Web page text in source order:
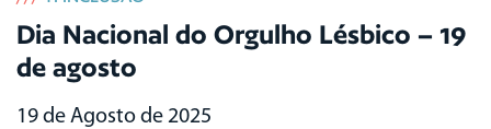
Dia Nacional do Orgulho Lésbico – 19
de agosto
19 de Agosto de 2025